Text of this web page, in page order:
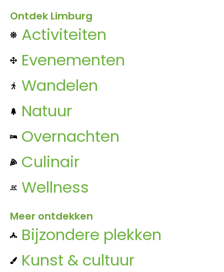
Ontdek Limburg
Activiteiten
Evenementen
Wandelen
Natuur
Overnachten
Culinair
Wellness
Meer ontdekken
Bijzondere plekken
Kunst & cultuur